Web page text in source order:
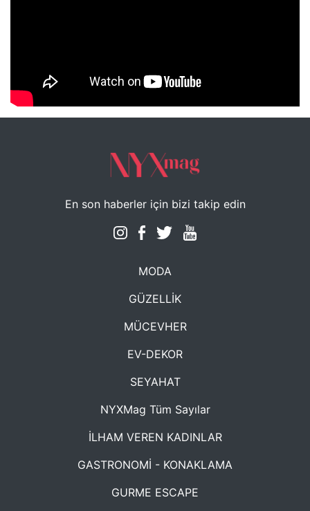
NYXmag 2. Yaş Kutlama Etkinliği
En son haberler için bizi takip edin
MODA
GÜZELLİK
MÜCEVHER
EV-DEKOR
SEYAHAT
NYXMag Tüm Sayılar
İLHAM VEREN KADINLAR
GASTRONOMİ - KONAKLAMA
GURME ESCAPE